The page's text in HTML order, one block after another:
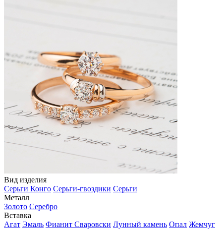
Вид изделия
Серьги Конго Серьги-гвоздики Серьги
Металл
Золото Серебро
Вставка
Агат Эмаль Фианит Сваровски Лунный камень Опал Жемчуг